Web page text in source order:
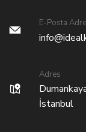
E-Posta
Adres
İstanbul